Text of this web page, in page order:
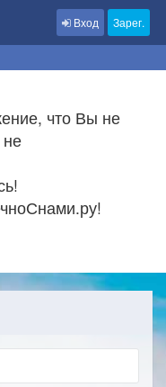
Вход Зарег.
что Вы не
не